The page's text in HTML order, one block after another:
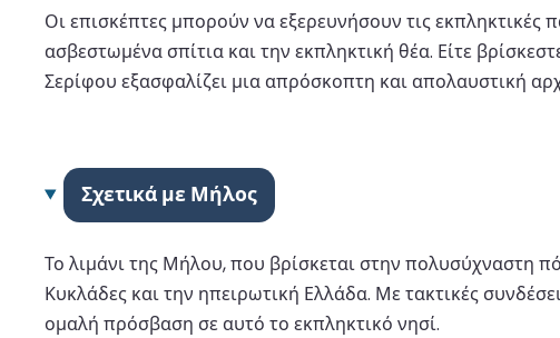
Οι επισκέπτες μπορούν να εξερευνήσουν τις
ασβεστωμένα σπίτια και την εκπληκτική θέα. Είτε
Σερίφου εξασφαλίζει μια απρόσκοπτη και απολαυστική
Σχετικά με Μήλος
Το λιμάνι της Μήλου, που βρίσκεται στην πολυσύχναστη
Κυκλάδες και την ηπειρωτική Ελλάδα. Με τακτικές
ομαλή πρόσβαση σε αυτό το εκπληκτικό νησί.